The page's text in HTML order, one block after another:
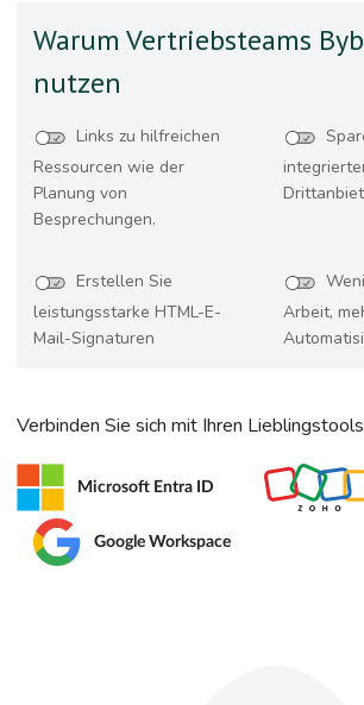
Warum Vertriebsteams
nutzen
Links zu hilfreichen
Ressourcen wie der
Planung von
Besprechungen.
Erstellen Sie
leistungsstarke HTML-E-
Mail-Signaturen
Arbeit,
Verbinden Sie sich mit Ihren
Microsoft Entra ID
Google Workspace